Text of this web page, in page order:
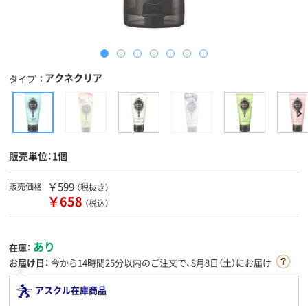
タイプ アクネクリア
販売単位：1個
販売価格 ￥599 （税抜き）
￥658 （税込）
在庫： あり
お届け日： 今から14時間25分以内のご注文で、8月8日（土）にお届け
アスクル在庫商品